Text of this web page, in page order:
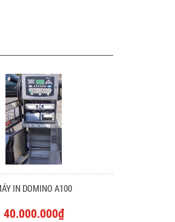
IN DOMINO A100
40.000.000₫